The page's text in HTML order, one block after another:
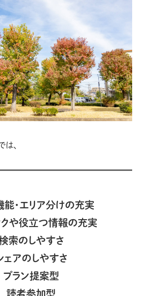
、
能・エリア分けの充実
クや役立つ情報の充実
索のしやすさ
ェアのしやすさ
プラン提案型
読者参加型